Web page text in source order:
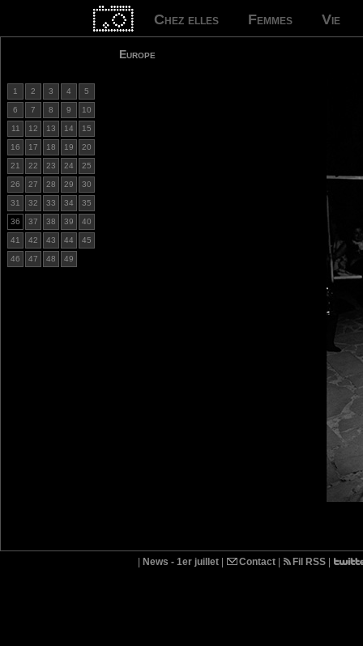
Chez elles Femmes Vie
Europe
1 2 3 4 5
6 7 8 9 10
11 12 13 14 15
16 17 18 19 20
21 22 23 24 25
26 27 28 29 30
31 32 33 34 35
36 37 38 39 40
41 42 43 44 45
46 47 48 49
News - 1er juillet Contact Fil RSS